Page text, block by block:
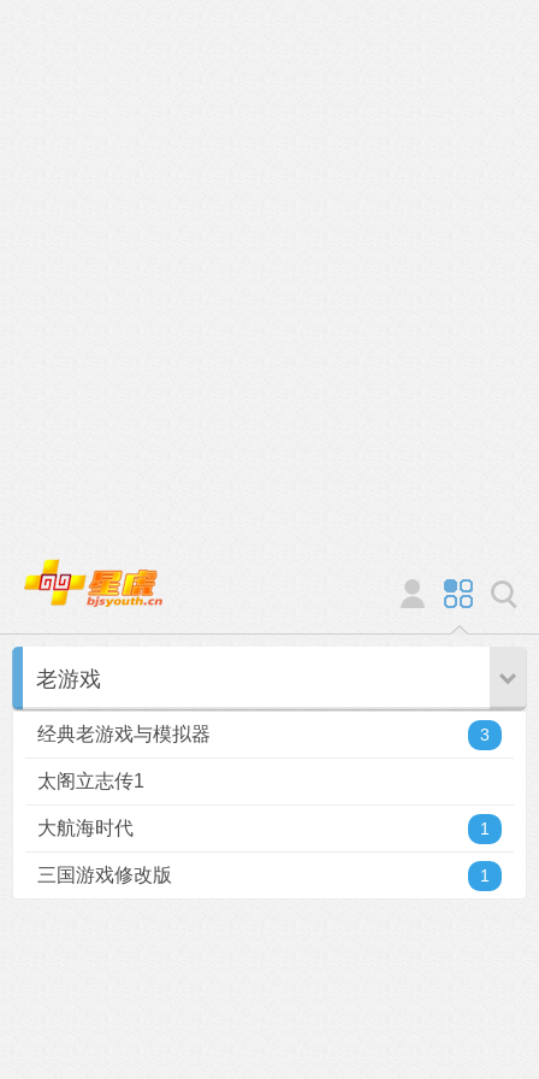
老游戏
3
经典老游戏与模拟器
太阁立志传1
1
大航海时代
1
三国游戏修改版